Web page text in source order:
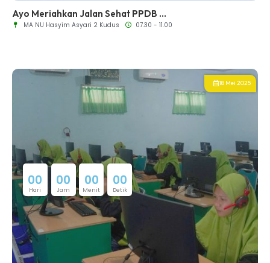
Ayo Meriahkan Jalan Sehat PPDB ...
MA NU Hasyim Asyari 2 Kudus 07.30 - 11.00
18 Mei 2025
00
Hari
00
Jam
00
Menit
00
Detik